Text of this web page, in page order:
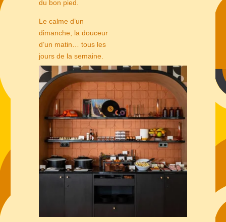
du bon pied.
Le calme d’un
dimanche, la douceur
d’un matin… tous les
jours de la semaine.